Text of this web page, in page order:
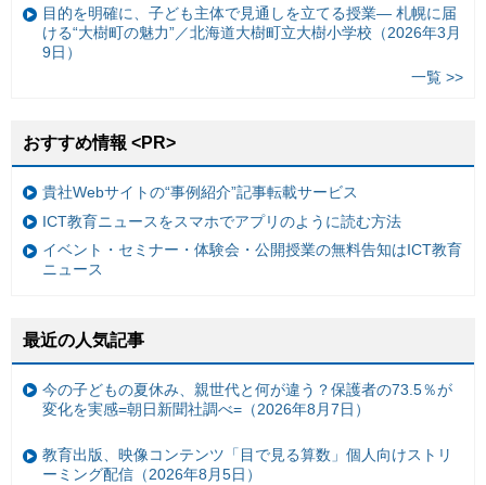
目的を明確に、子ども主体で見通しを立てる授業— 札幌に届
ける“大樹町の魅力”／北海道大樹町立大樹小学校（2026年3月
9日）
一覧 >>
おすすめ情報 <PR>
貴社Webサイトの“事例紹介”記事転載サービス
ICT教育ニュースをスマホでアプリのように読む方法
イベント・セミナー・体験会・公開授業の無料告知はICT教育
ニュース
最近の人気記事
今の子どもの夏休み、親世代と何が違う？保護者の73.5％が
変化を実感=朝日新聞社調べ=（2026年8月7日）
教育出版、映像コンテンツ「目で見る算数」個人向けストリ
ーミング配信（2026年8月5日）